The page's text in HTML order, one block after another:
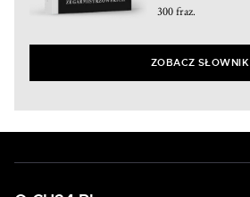
300 fraz.
ZOBACZ SŁOWNIK